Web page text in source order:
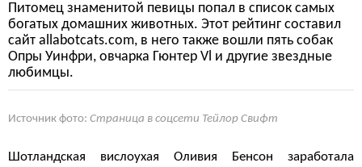
Питомец знаменитой певицы попал в список самых
богатых домашних животных. Этот рейтинг составил
сайт allabotcats.com, в него также вошли пять собак
Опры Уинфри, овчарка Гюнтер Vl и другие звездные
любимцы.
Источник фото: Страница в соцсети Тейлор Свифт
Шотландская вислоухая Оливия Бенсон заработала